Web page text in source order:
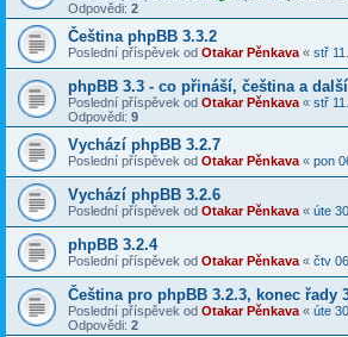
Odpovědi: 2
Čeština phpBB 3.3.2
Poslední příspěvek od Otakar Pěnkava « stř
phpBB 3.3 - co přináší, čeština a
Poslední příspěvek od Otakar Pěnkava « stř
Odpovědi: 9
Vychází phpBB 3.2.7
Poslední příspěvek od Otakar Pěnkava « pon
Vychází phpBB 3.2.6
Poslední příspěvek od Otakar Pěnkava « úte
phpBB 3.2.4
Poslední příspěvek od Otakar Pěnkava « čtv
Čeština pro phpBB 3.2.3, konec řady
Poslední příspěvek od Otakar Pěnkava « úte
Odpovědi: 2